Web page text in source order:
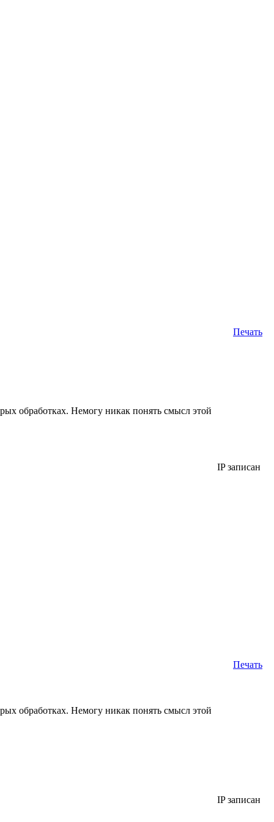
Печать
обработках. Немогу никак понять смысл этой
IP записан
Печать
обработках. Немогу никак понять смысл этой
IP записан